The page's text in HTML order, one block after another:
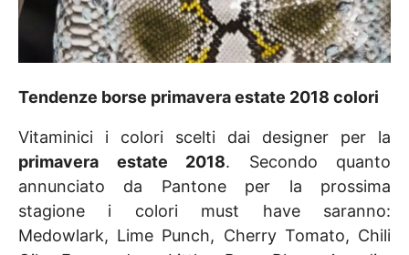
Tendenze borse primavera estate 2018 colori
Vitaminici i colori scelti dai designer per la
primavera estate 2018. Secondo quanto
annunciato da Pantone per la prossima
stagione i colori must have saranno:
Medowlark, Lime Punch, Cherry Tomato, Chili